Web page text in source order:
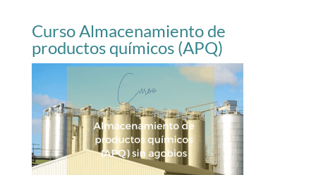
Curso Almacenamiento de
productos químicos (APQ)